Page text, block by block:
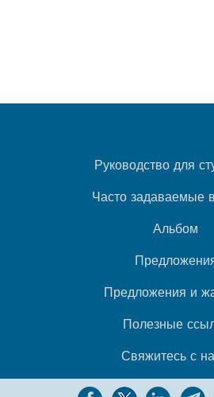
Руководство для
Часто задаваемые
Альбом
Предложения и
Полезные
Свяжитесь с